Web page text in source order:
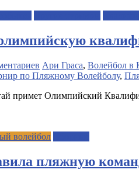
Ари Граса, Волейбол в
по Пляжному Волейболу,
примет Олимпийский
волейбол
пляжную